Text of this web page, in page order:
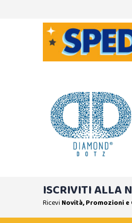
ISCRIVITI ALLA
Ricevi Novità, Promozioni